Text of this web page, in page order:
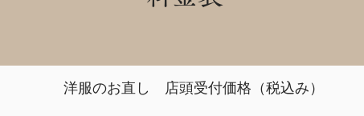
洋服のお直し 店頭受付価格（税込み）